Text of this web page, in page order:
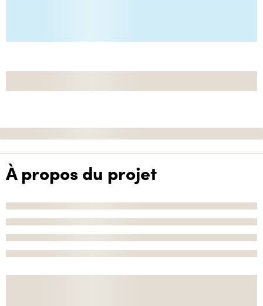
À propos du projet